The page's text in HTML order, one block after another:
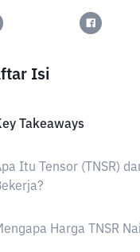
Isi
Takeaways
Itu Tensor (TNSR)
Harga TNSR